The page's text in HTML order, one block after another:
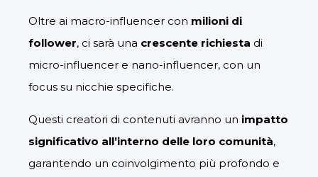
Oltre ai macro-influencer con milioni di
follower, ci sarà una crescente richiesta di
micro-influencer e nano-influencer, con un
focus su nicchie specifiche.
Questi creatori di contenuti avranno un impatto
significativo all’interno delle loro comunità,
garantendo un coinvolgimento più profondo e